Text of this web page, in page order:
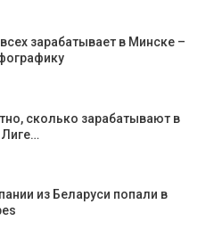
зарабатывает в Минске –
сколько зарабатывают в
из Беларуси попали в